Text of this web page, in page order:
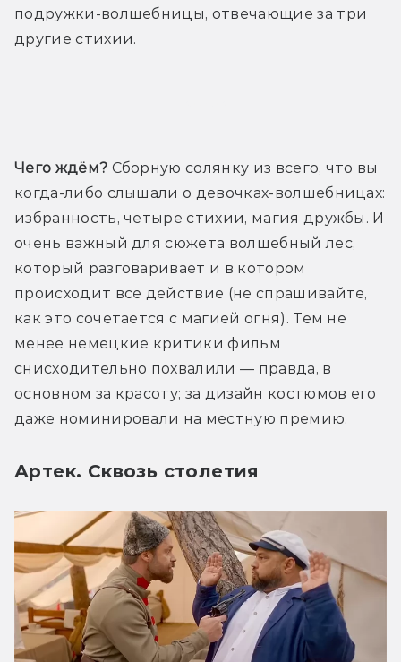
подружки-волшебницы, отвечающие за три
другие стихии.
Чего ждём? Сборную солянку из всего, что вы
когда-либо слышали о девочках-волшебницах:
избранность, четыре стихии, магия дружбы. И
очень важный для сюжета волшебный лес,
который разговаривает и в котором
происходит всё действие (не спрашивайте,
как это сочетается с магией огня). Тем не
менее немецкие критики фильм
снисходительно похвалили — правда, в
основном за красоту; за дизайн костюмов его
даже номинировали на местную премию.
Артек. Сквозь столетия